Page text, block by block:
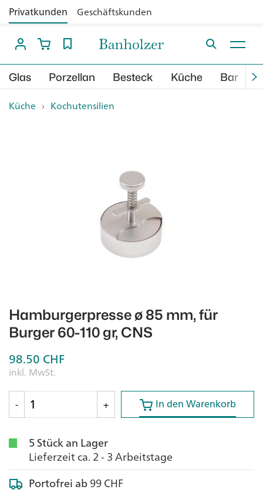
Privatkunden Geschäftskunden
Glas Porzellan Besteck Küche Bar
Küche › Kochutensilien
Hamburgerpresse ø 85 mm, für
Burger 60-110 gr, CNS
98.50 CHF
inkl. MwSt.
-
+ In den Warenkorb
In den Warenkorb
5 Stück an Lager
Lieferzeit ca. 2 - 3 Arbeitstage
Portofrei ab99 CHF